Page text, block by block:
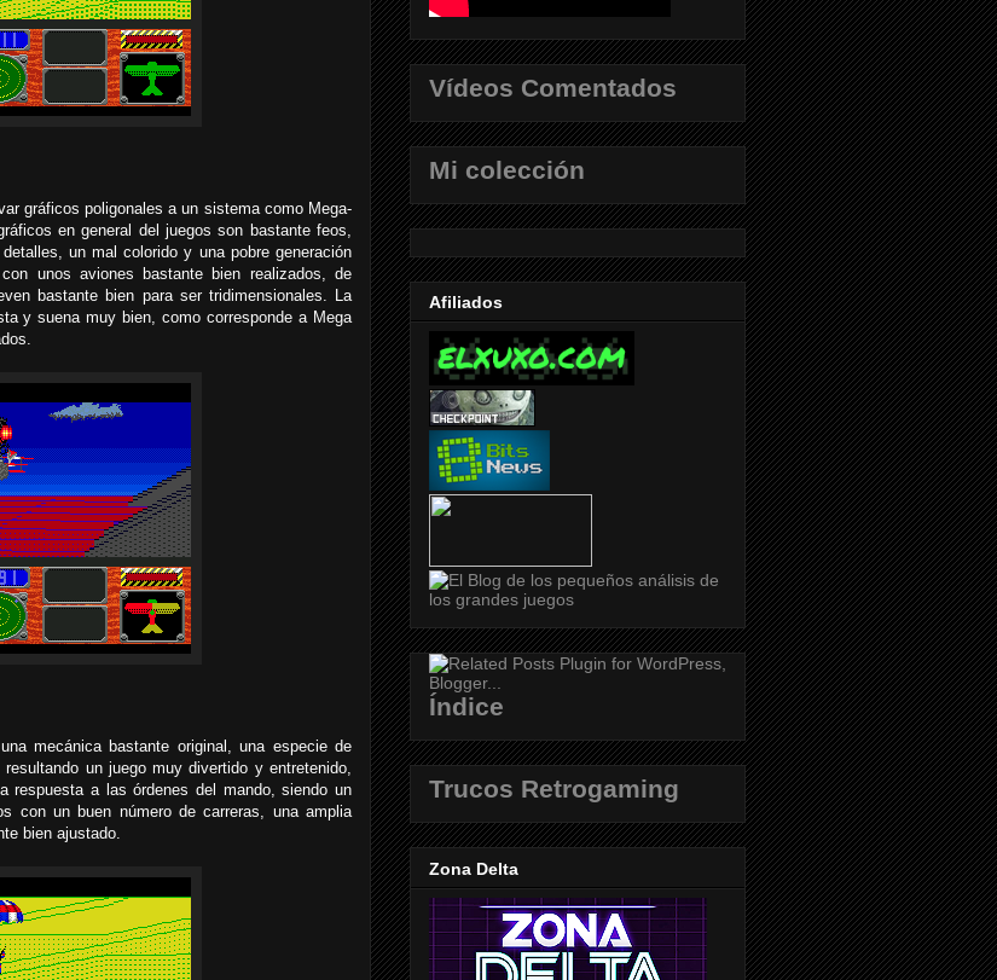
gráficos poligonales a un sistema como Mega-
en general del juegos son bastante feos,
un mal colorido y una pobre generación
unos aviones bastante bien realizados, de
bastante bien para ser tridimensionales. La
y suena muy bien, como corresponde a Mega
mecánica bastante original, una especie de
un juego muy divertido y entretenido,
respuesta a las órdenes del mando, siendo un
con un buen número de carreras, una amplia
bien ajustado.
Vídeos Comentados
Mi colección
Afiliados
Índice
Trucos Retrogaming
Zona Delta